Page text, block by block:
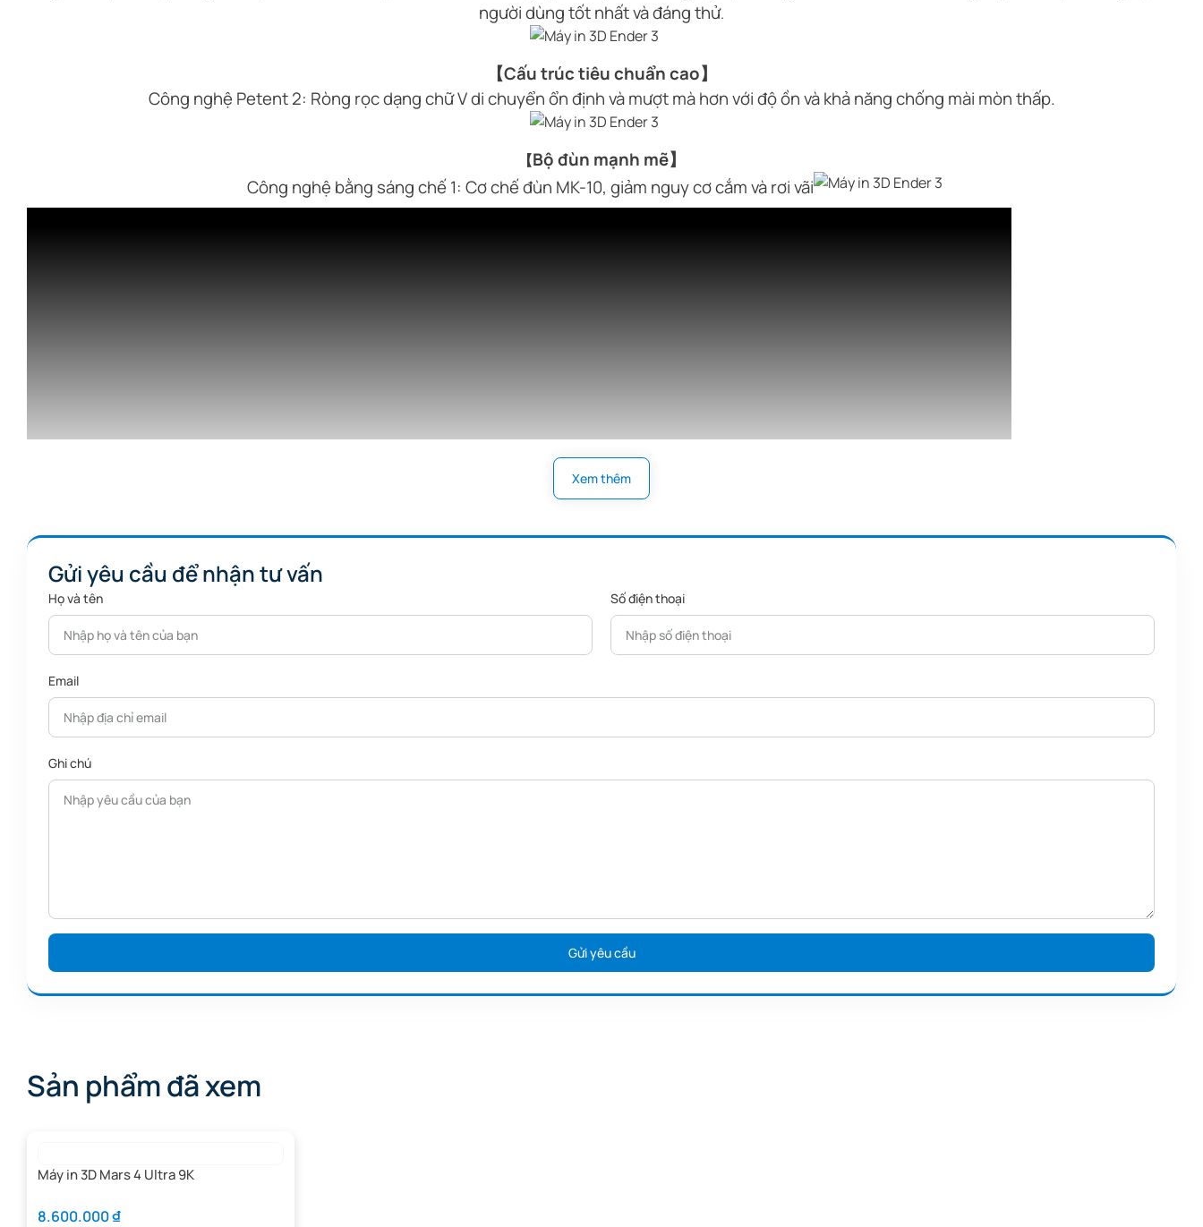
người dùng tốt nhất và đáng thử.
【Cấu trúc tiêu chuẩn cao】
Công nghệ Petent 2: Ròng rọc dạng chữ V di chuyển ổn định và mượt mà hơn với độ ồn và khả năng chống mài mòn thấp.
【Bộ đùn mạnh mẽ】
Công nghệ bằng sáng chế 1: Cơ chế đùn MK-10, giảm nguy cơ cắm và rơi vãi
Những thông tin mới nhất về máy in Creality
Xem thêm
Gửi yêu cầu để nhận tư vấn
Họ và tên Số điện thoại
Email
Ghi chú
Sản phẩm đã xem
Máy in 3D Mars 4 Ultra 9K
8.600.000₫